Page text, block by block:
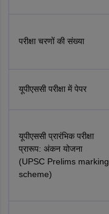
परीक्षा चरणों की संख्या
यूपीएससी परीक्षा में पेपर
यूपीएससी प्रारंभिक परीक्षा
प्रारूप: अंकन योजना
(UPSC Prelims marking
scheme)